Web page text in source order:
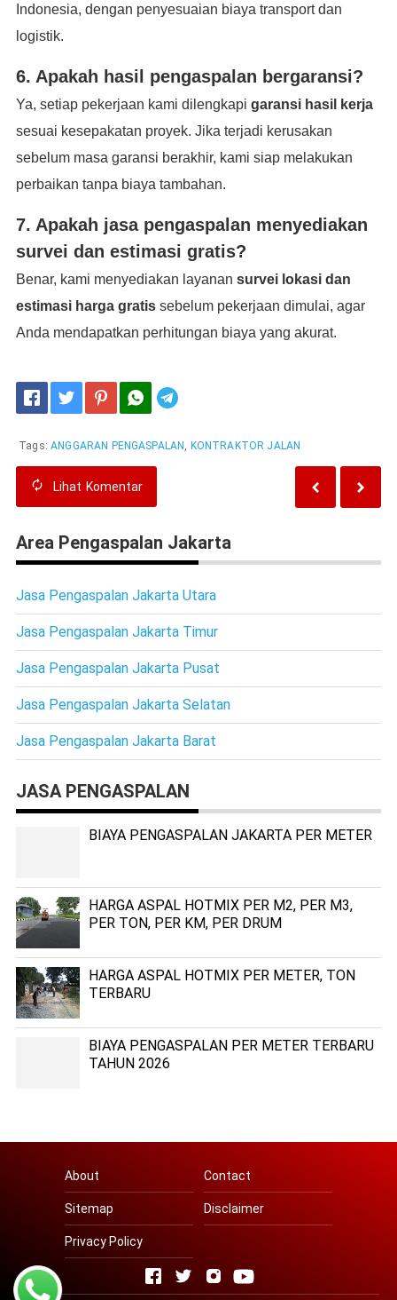
Indonesia, dengan penyesuaian biaya transport dan
logistik.
6. Apakah hasil pengaspalan bergaransi?
Ya, setiap pekerjaan kami dilengkapi garansi hasil kerja
sesuai kesepakatan proyek. Jika terjadi kerusakan
sebelum masa garansi berakhir, kami siap melakukan
perbaikan tanpa biaya tambahan.
7. Apakah jasa pengaspalan menyediakan
survei dan estimasi gratis?
Benar, kami menyediakan layanan survei lokasi dan
estimasi harga gratissebelum pekerjaan dimulai, agar
Anda mendapatkan perhitungan biaya yang akurat.
Tags:ANGGARAN PENGASPALAN KONTRAKTOR JALAN
Lihat Komentar
Area Pengaspalan Jakarta
Jasa Pengaspalan Jakarta Utara
Jasa Pengaspalan Jakarta Timur
Jasa Pengaspalan Jakarta Pusat
Jasa Pengaspalan Jakarta Selatan
Jasa Pengaspalan Jakarta Barat
JASA PENGASPALAN
BIAYA PENGASPALAN JAKARTA PER METER
HARGA ASPAL HOTMIX PER M2, PER M3,
PER TON, PER KM, PER DRUM
HARGA ASPAL HOTMIX PER METER, TON
TERBARU
BIAYA PENGASPALAN PER METER TERBARU
TAHUN 2026
About Contact
Sitemap Disclaimer
Privacy Policy